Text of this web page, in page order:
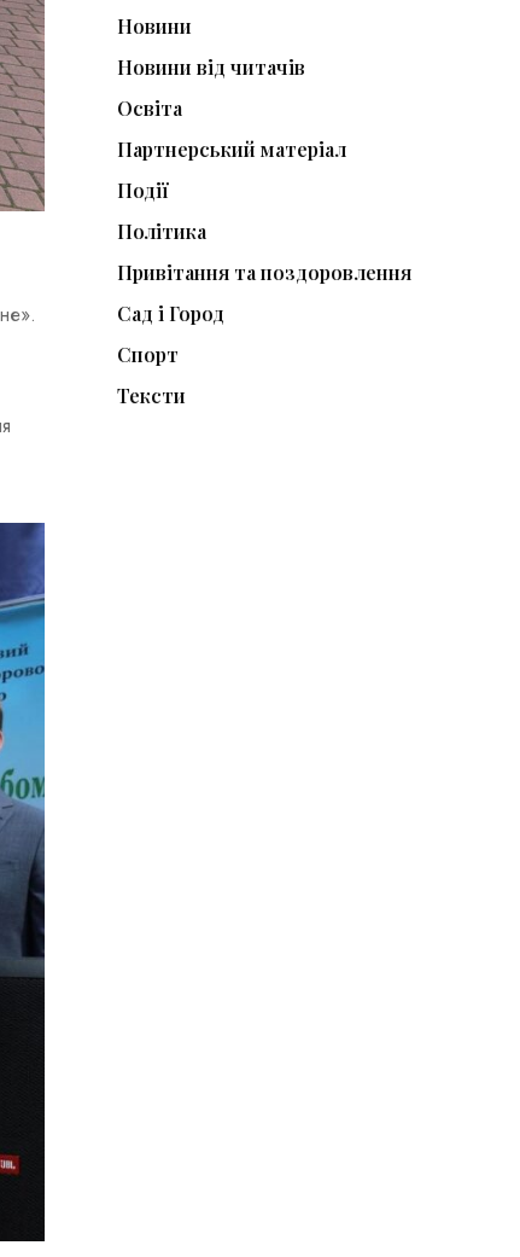
Новини
Новини від читачів
Освіта
Партнерський матеріал
Події
Політика
Привітання та поздоровлення
Сад і Город
Спорт
Тексти